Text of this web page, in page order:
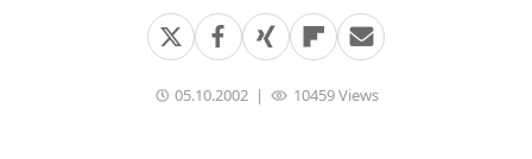
05.10.2002| 10459 Views